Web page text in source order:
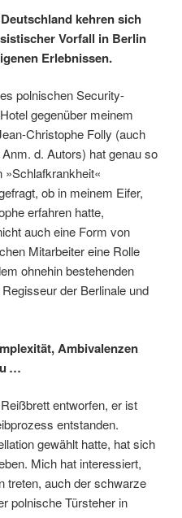
kehren sich
Vorfall in Berlin
Erlebnissen.
pol­nischen Security-
gegenüber meinem
Christophe Folly (auch
d. Autors) hat genau so
»Schlafkrankheit«
ob in meinem Eifer,
erfahren hatte,
auch eine Form von
Mitarbeiter eine Rolle
ohnehin bestehenden
der Berlinale und
Ambivalenzen
…
entworfen, er ist
entstanden.
gewählt hatte, hat sich
Mich hat interessiert,
treten, auch der schwarze
polnische Türsteher in